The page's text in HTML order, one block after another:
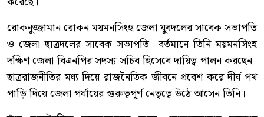
রোকনুজ্জামান রোকন ময়মনসিংহ জেলা যুবদলের সাবেক সভাপতি
ও জেলা ছাত্রদলের সাবেক সভাপতি। বর্তমানে তিনি ময়মনসিংহ
দক্ষিণ জেলা বিএনপির সদস্য সচিব হিসেবে দায়িত্ব পালন করছেন।
ছাত্ররাজনীতির মধ্য দিয়ে রাজনৈতিক জীবনে প্রবেশ করে দীর্ঘ পথ
পাড়ি দিয়ে জেলা পর্যায়ের গুরুত্বপূর্ণ নেতৃত্বে উঠে আসেন তিনি।